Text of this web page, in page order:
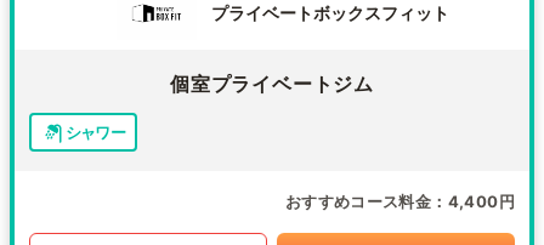
プライベートボックスフィット
個室プライベートジム
シャワー
おすすめコース料金 4,400円